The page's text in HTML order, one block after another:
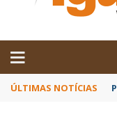
ÚLTIMAS NOTÍCIAS